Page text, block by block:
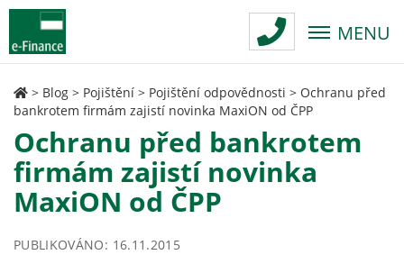
MENU
> Blog > Pojištění > Pojištění odpovědnosti > Ochranu před
bankrotem firmám zajistí novinka MaxiON od ČPP
Ochranu před bankrotem
firmám zajistí novinka
MaxiON od ČPP
PUBLIKOVÁNO: 16.11.2015